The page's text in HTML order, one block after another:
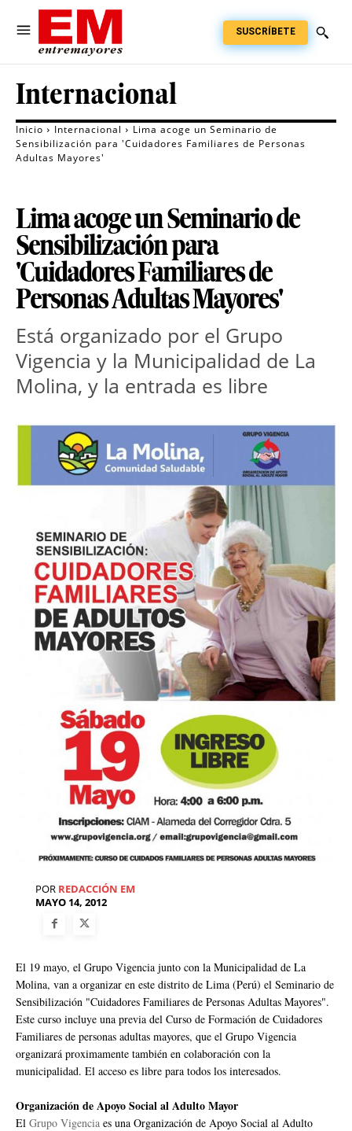
SUSCRÍBETE
Internacional
Inicio Internacional
Lima acoge un Seminario de
Sensibilización para 'Cuidadores Familiares de Personas
Adultas Mayores'
Lima acoge un Seminario de
Sensibilización para
'Cuidadores Familiares de
Personas Adultas Mayores'
Está organizado por el Grupo
Vigencia y la Municipalidad de La
Molina, y la entrada es libre
POR REDACCIÓN EM
MAYO 14, 2012
El 19 mayo, el Grupo Vigencia junto con la Municipalidad de La
Molina, van a organizar en este distrito de Lima (Perú) el Seminario de
Sensibilización "Cuidadores Familiares de Personas Adultas Mayores".
Este curso incluye una previa del Curso de Formación de Cuidadores
Familiares de personas adultas mayores, que el Grupo Vigencia
organizará proximamente también en colaboración con la
municipalidad. El acceso es libre para todos los interesados.
Organización de Apoyo Social al Adulto Mayor
El Grupo Vigencia es una Organización de Apoyo Social al Adulto